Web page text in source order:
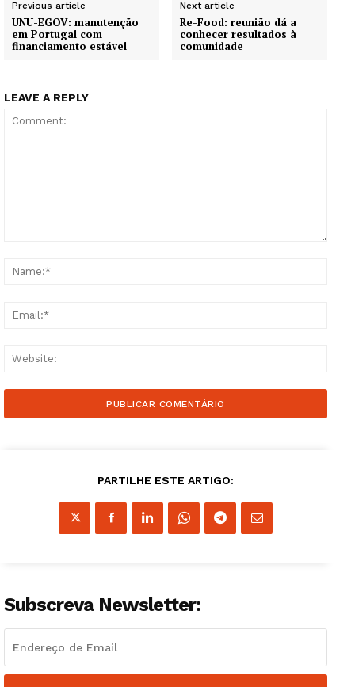
Previous article
UNU-EGOV: manutenção
em Portugal com
financiamento estável
Next article
Re-Food: reunião dá a
conhecer resultados à
comunidade
LEAVE A REPLY
PARTILHE ESTE ARTIGO:
Subscreva Newsletter: